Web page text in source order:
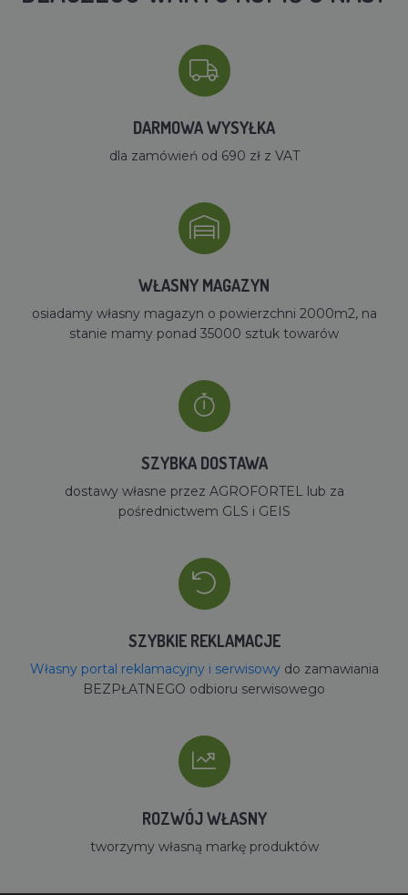
DARMOWA WYSYŁKA
dla zamówień od 690 zł z VAT
WŁASNY MAGAZYN
osiadamy własny magazyn o powierzchni 2000m2, na
stanie mamy ponad 35000 sztuk towarów
SZYBKA DOSTAWA
dostawy własne przez AGROFORTEL lub za
pośrednictwem GLS i GEIS
SZYBKIE REKLAMACJE
Własny portal reklamacyjny i serwisowydo zamawiania
BEZPŁATNEGO odbioru serwisowego
ROZWÓJ WŁASNY
tworzymy własną markę produktów